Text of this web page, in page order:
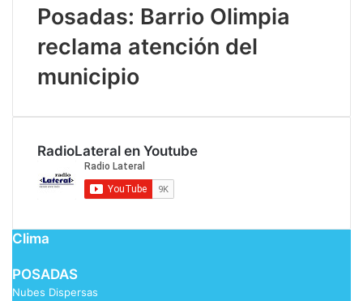
Posadas: Barrio Olimpia
reclama atención del
municipio
RadioLateral en Youtube
Clima
POSADAS
Nubes Dispersas